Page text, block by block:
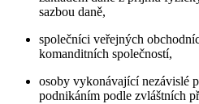
sazbou daně,
společníci veřejných
komanditních společností,
osoby vykonávající nezávislé
podnikáním podle zvláštních